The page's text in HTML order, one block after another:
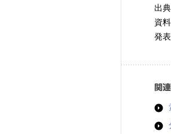
出典
資料
発表
関